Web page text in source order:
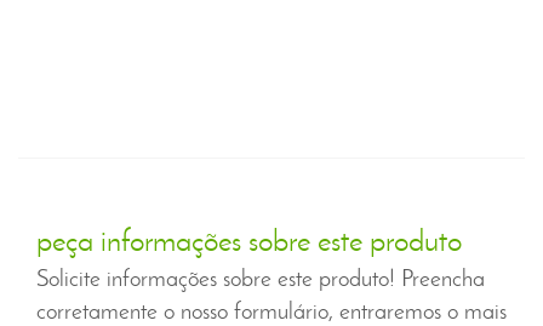
peça informações sobre este produto
Solicite informações sobre este produto! Preencha
corretamente o nosso formulário, entraremos o mais